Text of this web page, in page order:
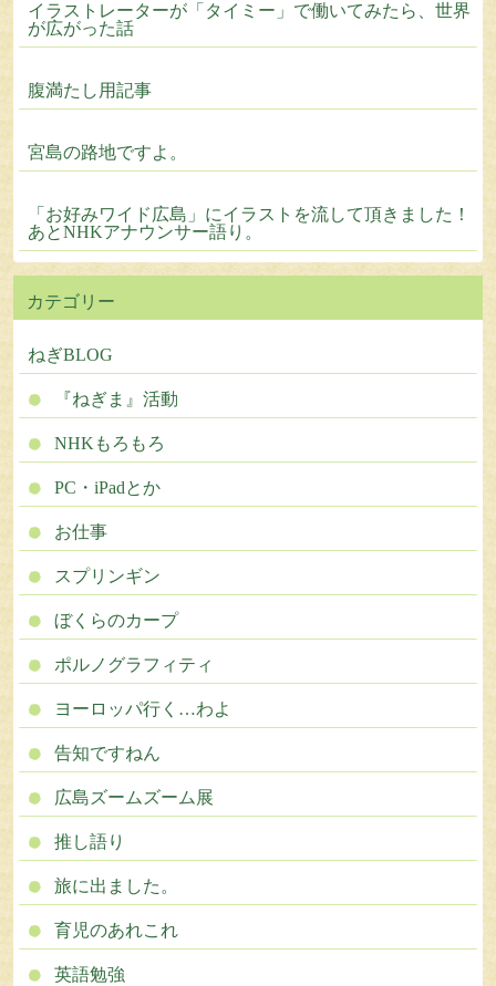
イラストレーターが「タイミー」で働いてみたら、世界
が広がった話
腹満たし用記事
宮島の路地ですよ。
「お好みワイド広島」にイラストを流して頂きました！
あとNHKアナウンサー語り。
カテゴリー
ねぎBLOG
『ねぎま』活動
NHKもろもろ
PC・iPadとか
お仕事
スプリンギン
ぼくらのカープ
ポルノグラフィティ
ヨーロッパ行く…わよ
告知ですねん
広島ズームズーム展
推し語り
旅に出ました。
育児のあれこれ
英語勉強